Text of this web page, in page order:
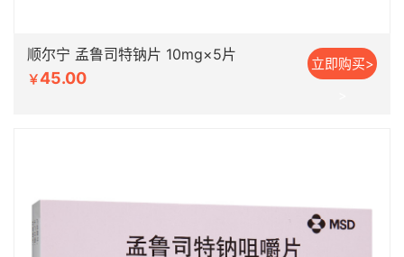
顺尔宁 孟鲁司特钠片 10mg×5片
￥45.00
立即购买>